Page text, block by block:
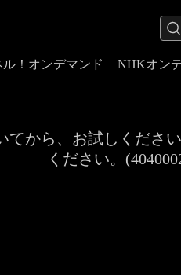
！オンデマンド NHKオン
から、お試しくださ
ください。